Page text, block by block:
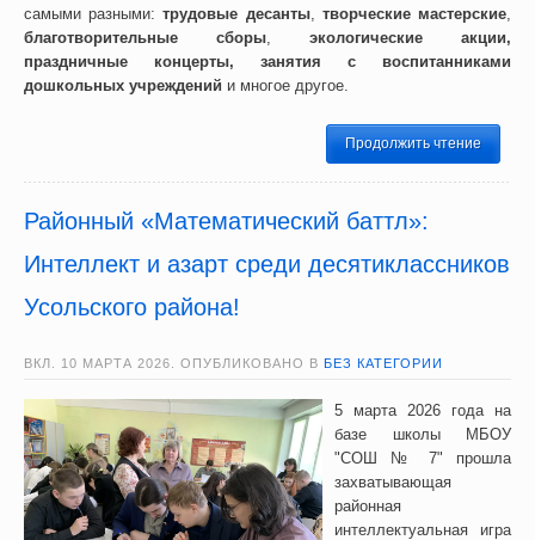
самыми разными:трудовые десанты, творческие мастерские
благотворительные сборы
экологические акции,
праздничные концерты, занятия с воспитанниками
дошкольных учреждений и многое другое.
Продолжить чтение
Районный «Математический баттл»:
Интеллект и азарт среди десятиклассников
Усольского района!
ВКЛ. 10 МАРТА 2026 . ОПУБЛИКОВАНО В БЕЗ КАТЕГОРИИ
5 марта 2026 года на
базе школы МБОУ
"СОШ № 7" прошла
захватывающая
районная
интеллектуальная игра